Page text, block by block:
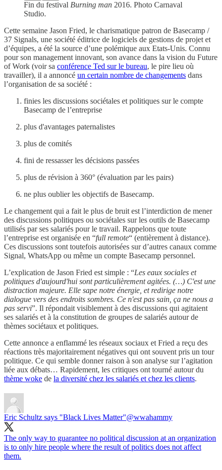
Fin du festival Burning man 2016. Photo Carnaval
Studio.
Cette semaine Jason Fried, le charismatique patron de Basecamp /
37 Signals, une société éditrice de logiciels de gestions de projet et
d’équipes, a été la source d’une polémique aux Etats-Unis. Connu
pour son management innovant, son avance dans la vision du Future
of Work (voir sa conférence Ted sur le bureau, le pire lieu où
travailler), il a annoncé un certain nombre de changements dans
l’organisation de sa société :
finies les discussions sociétales et politiques sur le compte
Basecamp de l’entreprise
plus d'avantages paternalistes
plus de comités
fini de ressasser les décisions passées
plus de révision à 360° (évaluation par les pairs)
ne plus oublier les objectifs de Basecamp.
Le changement qui a fait le plus de bruit est l’interdiction de mener
des discussions politiques ou sociétales sur les outils de Basecamp
utilisés par ses salariés pour le travail. Rappelons que toute
l’entreprise est organisée en “full remote“ (entièrement à distance).
Ces discussions sont toutefois autorisées sur d’autres canaux comme
Signal, WhatsApp ou même un compte Basecamp personnel.
L’explication de Jason Fried est simple : “Les eaux sociales et
politiques d'aujourd'hui sont particulièrement agitées. (…) C'est une
distraction majeure. Elle sape notre énergie, et redirige notre
dialogue vers des endroits sombres. Ce n'est pas sain, ça ne nous a
pas servi”. Il répondait visiblement à des discussions qui agitaient
ses salariés et à la constitution de groupes de salariés autour de
thèmes sociétaux et politiques.
Cette annonce a enflammé les réseaux sociaux et Fried a reçu des
réactions très majoritairement négatives qui ont souvent pris un tour
politique. Ce qui semble donner raison à son analyse sur l’agitation
liée aux débats… Rapidement, les critiques ont tourné autour du
thème woke de la diversité chez les salariés et chez les clients.
Eric Schultz says "Black Lives Matter"@wwahammy
The only way to guarantee no political discussion at an organization
is to only hire people where the result of politics does not affect
them.